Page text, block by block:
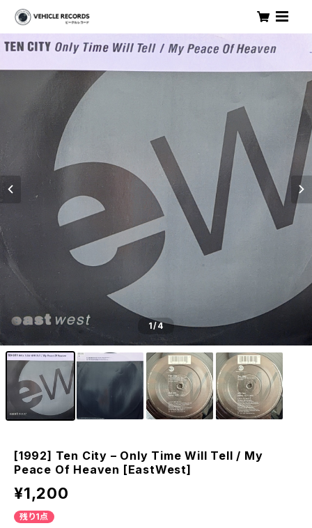
1/4
[1992] Ten City – Only Time Will Tell / My
Peace Of Heaven [EastWest]
¥1,200
残り1点